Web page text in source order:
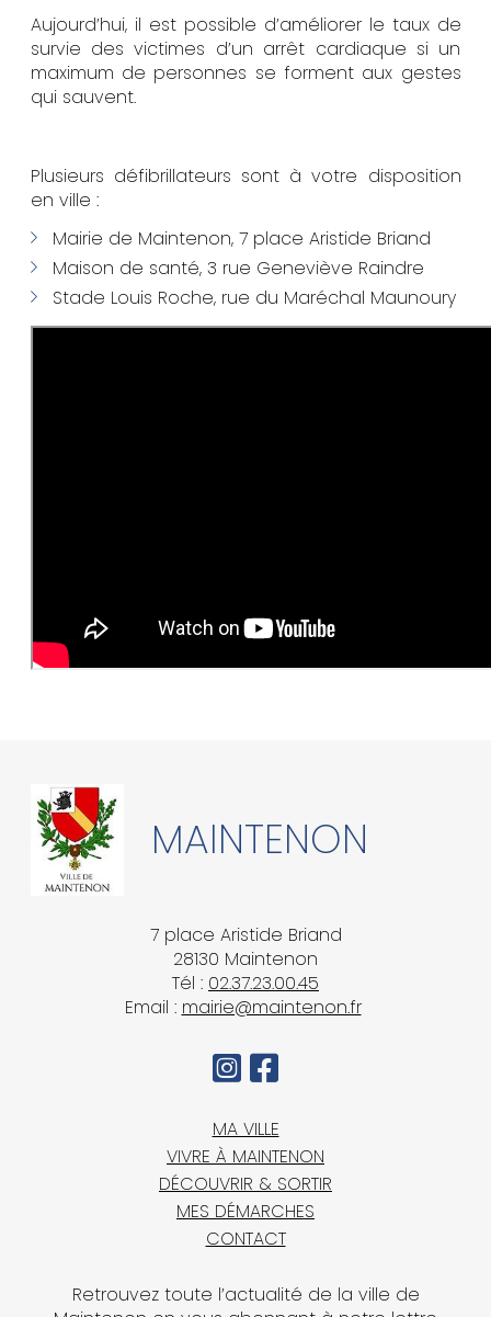
Aujourd’hui, il est possible d’améliorer le taux de
survie des victimes d’un arrêt cardiaque si un
maximum de personnes se forment aux gestes
qui sauvent.
Plusieurs défibrillateurs sont à votre disposition
en ville :
Mairie de Maintenon, 7 place Aristide Briand
Maison de santé, 3 rue Geneviève Raindre
Stade Louis Roche, rue du Maréchal Maunoury
MAINTENON
7 place Aristide Briand
28130 Maintenon
Tél : 02.37.23.00.45
Email : mairie@maintenon.fr
MA VILLE
VIVRE À MAINTENON
DÉCOUVRIR & SORTIR
MES DÉMARCHES
CONTACT
Retrouvez toute l’actualité de la ville de